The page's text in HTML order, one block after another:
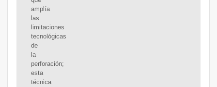
amplía
las
limitaciones
tecnológicas
de
la
perforación;
esta
técnica